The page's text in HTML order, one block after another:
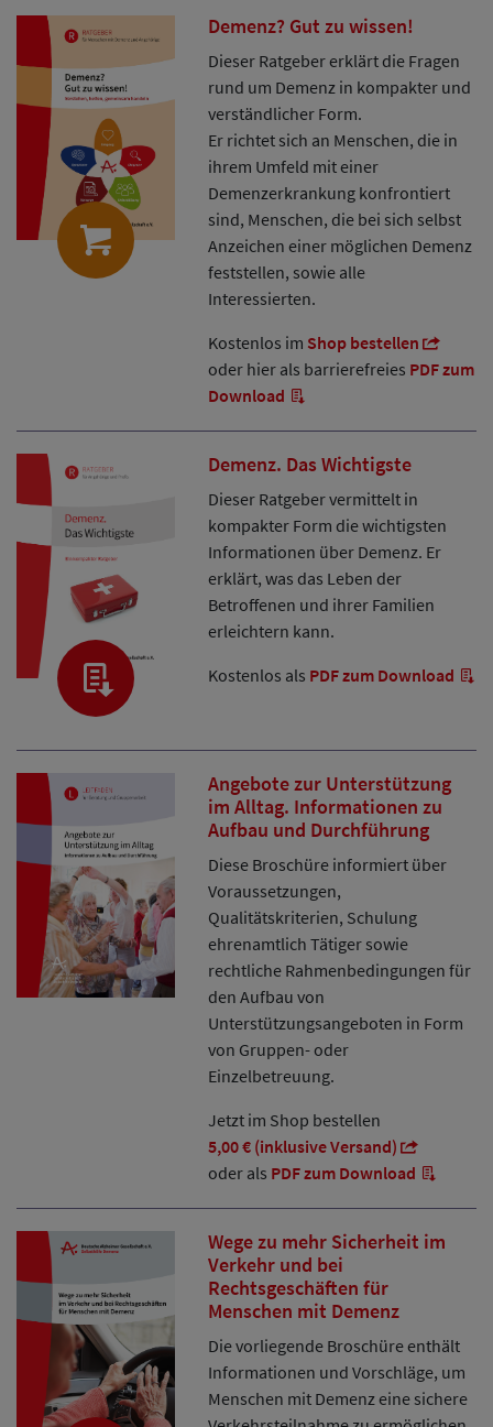
Demenz? Gut zu wissen!
Dieser Ratgeber erklärt die Fragen
rund um Demenz in kompakter und
verständlicher Form.
Er richtet sich an Menschen, die in
ihrem Umfeld mit einer
Demenzerkrankung konfrontiert
sind, Menschen, die bei sich selbst
Anzeichen einer möglichen Demenz
feststellen, sowie alle
Interessierten.
Kostenlos im Shop bestellen
oder hier als barrierefreies PDF zum
Download
Demenz. Das Wichtigste
Dieser Ratgeber vermittelt in
kompakter Form die wichtigsten
Informationen über Demenz. Er
erklärt, was das Leben der
Betroffenen und ihrer Familien
erleichtern kann.
Kostenlos als PDF zum Download
Angebote zur Unterstützung
im Alltag. Informationen zu
Aufbau und Durchführung
Diese Broschüre informiert über
Voraussetzungen,
Qualitätskriterien, Schulung
ehrenamtlich Tätiger sowie
rechtliche Rahmenbedingungen für
den Aufbau von
Unterstützungsangeboten in Form
von Gruppen- oder
Einzelbetreuung.
Jetzt im Shop bestellen
5,00 € (inklusive Versand)
oder als PDF zum Download
Wege zu mehr Sicherheit im
Verkehr und bei
Rechtsgeschäften für
Menschen mit Demenz
Die vorliegende Broschüre enthält
Informationen und Vorschläge, um
Menschen mit Demenz eine sichere